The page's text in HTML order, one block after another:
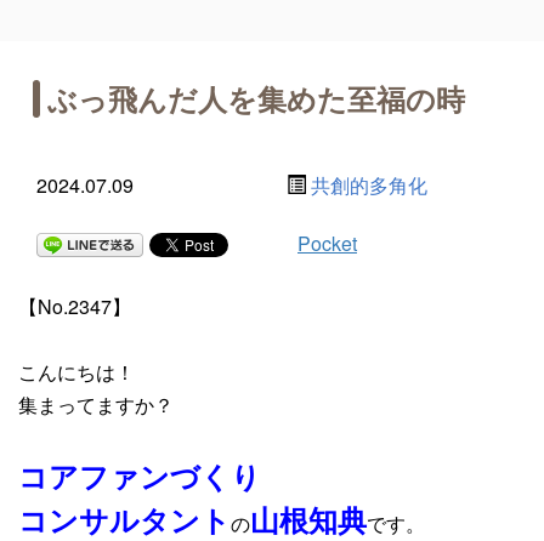
ぶっ飛んだ人を集めた至福の時
2024.07.09 共創的多角化
Pocket
【No.2347】
こんにちは！
集まってますか？
コアファンづくり
コンサルタント の山根知典です。